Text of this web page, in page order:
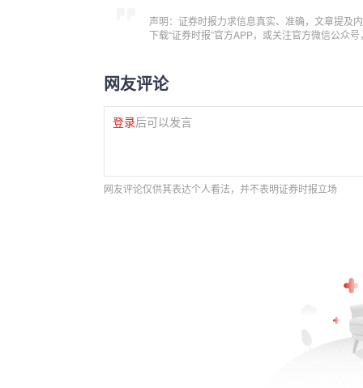
声明：证券时报力求信息真实、准确，文章提及
下载“证券时报”官方APP，或关注官方微信公众
网友评论
登录后可以发言
网友评论仅供其表达个人看法，并不表明证券时报立场